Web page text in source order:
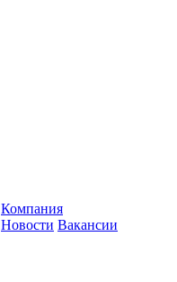
Компания
Новости Вакансии